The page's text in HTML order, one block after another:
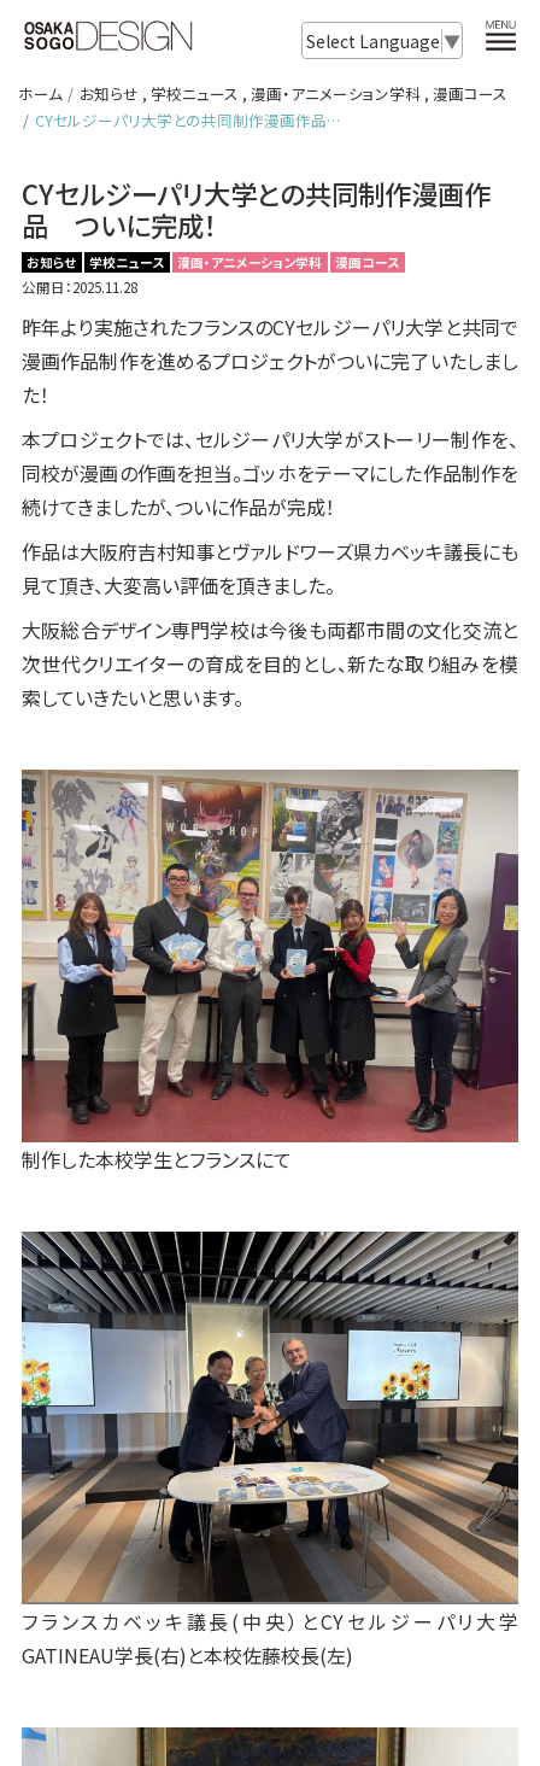
Select Language ▼
ホーム お知らせ , 学校ニュース , 漫画・アニメーション学科, 漫画コース
CYセルジーパリ大学との共同制作漫画作品…
CYセルジーパリ大学との共同制作漫画作
品 ついに完成！
お知らせ 学校ニュース 漫画・アニメーション学科 漫画コース
公開日：2025.11.28
昨年より実施されたフランスのCYセルジーパリ大学と共同で
漫画作品制作を進めるプロジェクトがついに完了いたしまし
た！
本プロジェクトでは、セルジーパリ大学がストーリー制作を、
同校が漫画の作画を担当。ゴッホをテーマにした作品制作を
続けてきましたが、ついに作品が完成！
作品は大阪府吉村知事とヴァルドワーズ県カベッキ議長にも
見て頂き、大変高い評価を頂きました。
大阪総合デザイン専門学校は今後も両都市間の文化交流と
次世代クリエイターの育成を目的とし、新たな取り組みを模
索していきたいと思います。
制作した本校学生とフランスにて
フランスカベッキ議長(中央）とCYセルジーパリ大学
GATINEAU学長(右)と本校佐藤校長(左)